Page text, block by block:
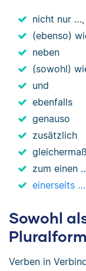
nicht nur
(ebenso)
neben
(sowohl)
und
ebenfalls
genauso
zusätzlich
zum einen
einerseits
Sowohl
Verben in